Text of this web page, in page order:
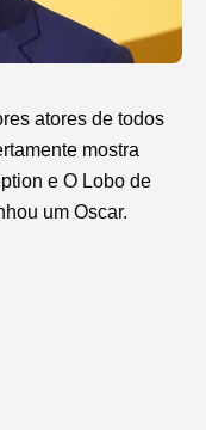
atores de todos
mostra
e O Lobo de
um Oscar.